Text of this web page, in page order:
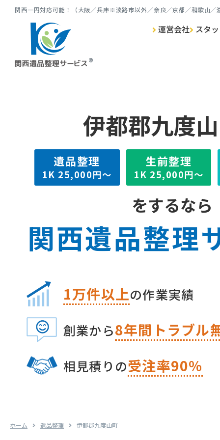
関⻄⼀円対応可能！（⼤阪／兵庫※淡路市以外／奈良／京都／和歌⼭／
運営会社 スタ
ホーム 遺品整理 伊都郡九度山町
伊都郡九度
遺品整理
1K 25,000円～
⽣前整理
1K 25,000円～
をするなら
関⻄遺品整理
1万件以上の作業実績
創業から8年間トラブル
相⾒積りの受注率90%